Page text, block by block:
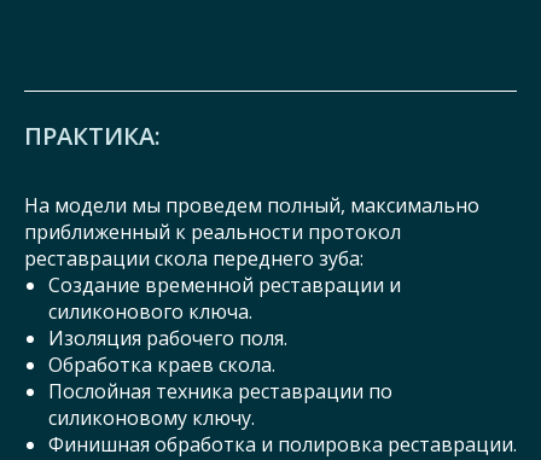
ПРАКТИКА:
На модели мы проведем полный, максимально
приближенный к реальности протокол
реставрации скола переднего зуба:
Создание временной реставрации и
силиконового ключа.
Изоляция рабочего поля.
Обработка краев скола.
Послойная техника реставрации по
силиконовому ключу.
Финишная обработка и полировка реставрации.